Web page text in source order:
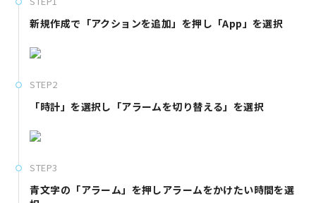
新規作成で「アクションを追加」を押し「App」を選択
STEP2
「時計」を選択し「アラームを切り替える」を選択
STEP3
青文字の「アラーム」を押しアラームをかけたい時間を選